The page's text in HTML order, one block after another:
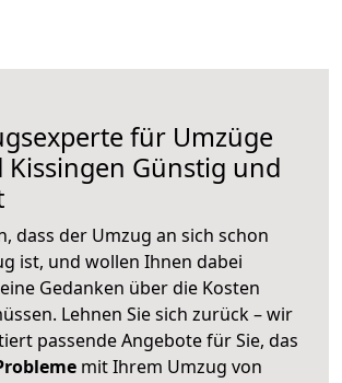
für Umzüge
Kissingen Günstig und
dass der Umzug an sich schon
ist, und wollen Ihnen dabei
Gedanken über die Kosten
Lehnen Sie sich zurück – wir
passende Angebote für Sie, das
mit Ihrem Umzug von